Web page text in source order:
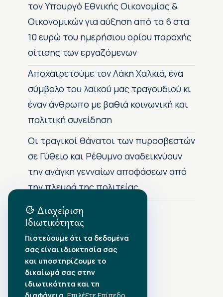
τον Υπουργό Εθνικής Οικονομίας &
Οικονομικών για αύξηση από τα 6 στα
10 ευρώ του ημερήσιου ορίου παροχής
σίτισης των εργαζόμενων
Αποχαιρετούμε τον Λάκη Χαλκιά, ένα
σύμβολο του λαϊκού μας τραγουδιού κι
έναν άνθρωπο με βαθιά κοινωνική και
πολιτική συνείδηση
Οι τραγικοί θάνατοι των πυροσβεστών
σε Γύθειο και Ρέθυμνο αναδεικνύουν
την ανάγκη γενναίων αποφάσεων από
την πλευρά της πολιτείας
Αρχείο Δημοσιεύσεων
•Αύγουστος 2026
•Ιούλιος 2026
•Ιούνιος 2026
•Μάιος 2026
Διαχείριση
Ιδιωτικότητας
Πιστεύουμε ότι τα δεδομένα
σας είναι ιδιοκτησία σας
και υποστηρίζουμε το
δικαίωμά σας στην
ιδιωτικότητα και τη